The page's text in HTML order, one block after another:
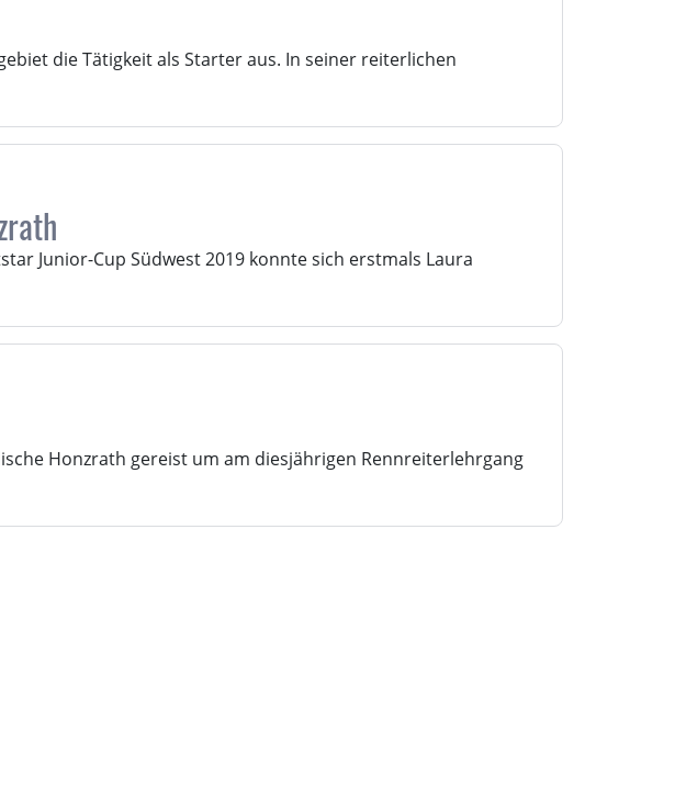
die Tätigkeit als Starter aus. In seiner reiterlichen
Junior-Cup Südwest 2019 konnte sich erstmals Laura
Honzrath gereist um am diesjährigen Rennreiterlehrgang